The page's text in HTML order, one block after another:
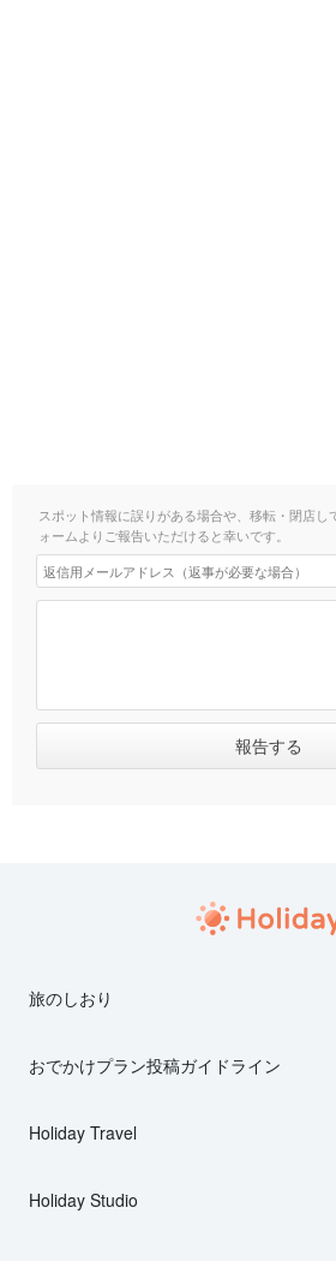
スポット情報に誤りがある場合や、移転・閉店し
ォームよりご報告いただけると幸いです。
旅のしおり
おでかけプラン投稿ガイドライン
Holiday Travel
Holiday Studio